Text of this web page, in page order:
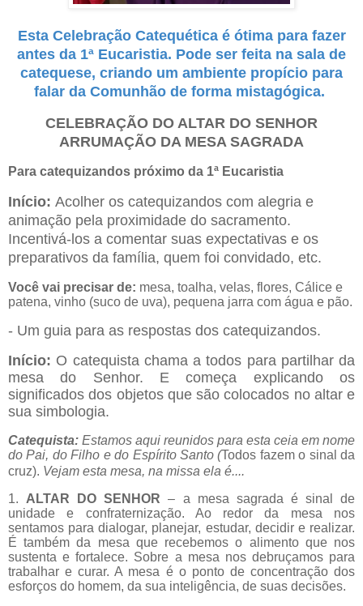
Esta Celebração Catequética é ótima para fazer
antes da 1ª Eucaristia. Pode ser feita na sala de
catequese, criando um ambiente propício para
falar da Comunhão de forma mistagógica.
CELEBRAÇÃO DO ALTAR DO SENHOR
ARRUMAÇÃO DA MESA SAGRADA
Para catequizandos próximo da 1ª Eucaristia
Início: Acolher os catequizandos com alegria e
animação pela proximidade do sacramento.
Incentivá-los a comentar suas expectativas e os
preparativos da família, quem foi convidado, etc.
Você vai precisar de: mesa, toalha, velas, flores, Cálice e
patena, vinho (suco de uva), pequena jarra com água e pão.
- Um guia para as respostas dos catequizandos.
Início: O catequista chama a todos para partilhar da
mesa do Senhor. E começa explicando os
significados dos objetos que são colocados no altar e
sua simbologia.
Catequista: Estamos aqui reunidos para esta ceia em nome
do Pai, do Filho e do Espírito Santo (Todos fazem o sinal da
cruz). Vejam esta mesa, na missa ela é....
1.ALTAR DO SENHOR– a mesa sagrada é sinal de
unidade e confraternização. Ao redor da mesa nos
sentamos para dialogar, planejar, estudar, decidir e realizar.
É também da mesa que recebemos o alimento que nos
sustenta e fortalece. Sobre a mesa nos debruçamos para
trabalhar e curar. A mesa é o ponto de concentração dos
esforços do homem, da sua inteligência, de suas decisões.